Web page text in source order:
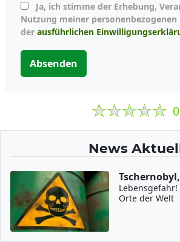
Nutzung meiner
der ausführlichen
Absenden
0
News
Orte der Welt